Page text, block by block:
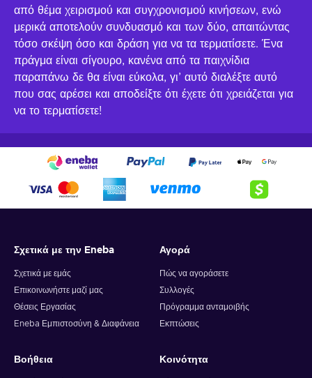
από θέμα χειρισμού και συγχρονισμού κινήσεων, ενώ
μερικά αποτελούν συνδυασμό και των δύο, απαιτώντας
τόσο σκέψη όσο και δράση για να τα τερματίσετε. Ένα
πράγμα είναι σίγουρο, κανένα από τα παιχνίδια
παραπάνω δε θα είναι εύκολα, γι’ αυτό διαλέξτε αυτό
που σας αρέσει και αποδείξτε ότι έχετε ότι χρειάζεται για
να το τερματίσετε!
Σχετικά με την Eneba
Σχετικά με εμάς
Επικοινωνήστε μαζί μας
Θέσεις Εργασίας
Eneba Εμπιστοσύνη & Διαφάνεια
Αγορά
Πώς να αγοράσετε
Συλλογές
Πρόγραμμα ανταμοιβής
Εκπτώσεις
Βοήθεια Κοινότητα